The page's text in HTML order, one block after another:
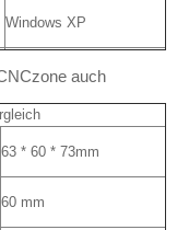
Windows XP
auch
63 * 60 * 73mm
60 mm